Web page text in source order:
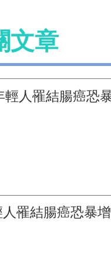
文章
罹結腸癌恐暴增